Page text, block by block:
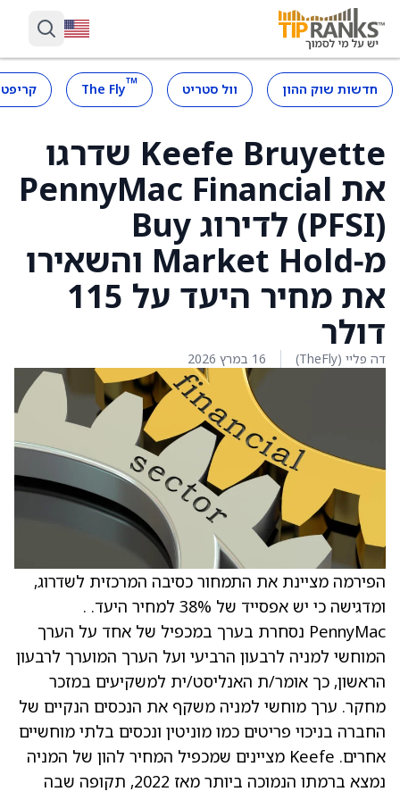
חדשות שוק ההון וול סטריט ™
The Fly
Keefe Bruyette שדרגו
את PennyMac Financial
‏(PFSI) לדירוג Buy
מ‑Market Hold והשאירו
את מחיר היעד על 115
דולר
דה פליי (TheFly) 16 במרץ 2026
הפירמה מציינת את התמחור כסיבה המרכזית לשדרוג,
ומדגישה כי יש אפסייד של 38% למחיר היעד. .
PennyMac נסחרת בערך במכפיל של אחד על הערך
המוחשי למניה לרבעון הרביעי ועל הערך המוערך לרבעון
הראשון, כך אומר/ת האנליסט/ית למשקיעים במזכר
מחקר. ערך מוחשי למניה משקף את הנכסים הנקיים של
החברה בניכוי פריטים כמו מוניטין ונכסים בלתי מוחשיים
אחרים. Keefe מציינים שמכפיל המחיר להון של המניה
נמצא ברמתו הנמוכה ביותר מאז 2022, תקופה שבה